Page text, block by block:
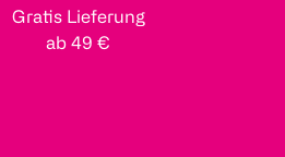
Gratis Lieferung
ab 49 €